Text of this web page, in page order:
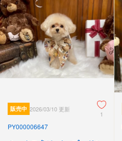
販売中 2026/03/10 更新
1
PY000006647